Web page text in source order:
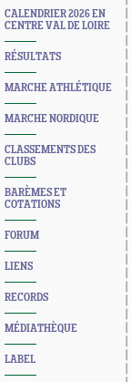
CALENDRIER 2026 EN
CENTRE VAL DE LOIRE
RÉSULTATS
MARCHE ATHLÉTIQUE
MARCHE NORDIQUE
CLASSEMENTS DES
CLUBS
BARÈMES ET
COTATIONS
FORUM
LIENS
RECORDS
MÉDIATHÈQUE
LABEL